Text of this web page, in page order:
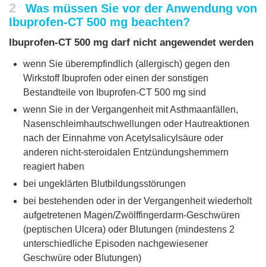
2
Was müssen Sie vor der Anwendung von
Ibuprofen-CT 500 mg beachten?
Ibuprofen-CT 500 mg darf nicht angewendet werden
wenn Sie überempfindlich (allergisch) gegen den
Wirkstoff Ibuprofen oder einen der sonstigen
Bestandteile von Ibuprofen-CT 500 mg sind
wenn Sie in der Vergangenheit mit Asthmaanfällen,
Nasenschleimhautschwellungen oder Hautreaktionen
nach der Einnahme von Acetylsalicylsäure oder
anderen nicht-steroidalen Entzündungshemmern
reagiert haben
bei ungeklärten Blutbildungsstörungen
bei bestehenden oder in der Vergangenheit wiederholt
aufgetretenen Magen/Zwölffingerdarm-Geschwüren
(peptischen Ulcera) oder Blutungen (mindestens 2
unterschiedliche Episoden nachgewiesener
Geschwüre oder Blutungen)